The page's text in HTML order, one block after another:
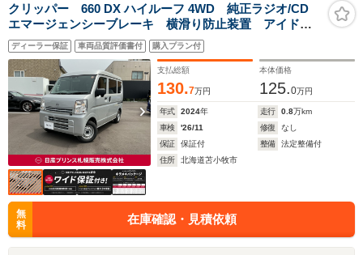
クリッパー 660 DX ハイルーフ 4WD 純正ラジオ/CD
エマージェンシーブレーキ 横滑り防止装置 アイドリ
ングストップ 車線逸脱警報 4WD2WD切替
ディーラー保証 車両品質評価書付 購入プラン付
支払総額
130.7万円
本体価格
125.0万円
年式 2024年 走行 0.8万km
車検
'26/11 修復
なし
保証
保証付 整備
法定整備付
住所
北海道苫小牧市
無
料
在庫確認・見積依頼